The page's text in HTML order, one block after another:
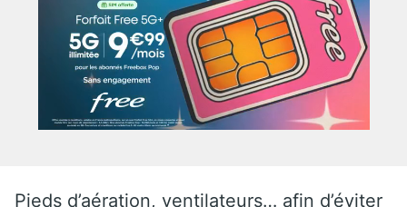
Pieds d’aération, ventilateurs… afin d’éviter